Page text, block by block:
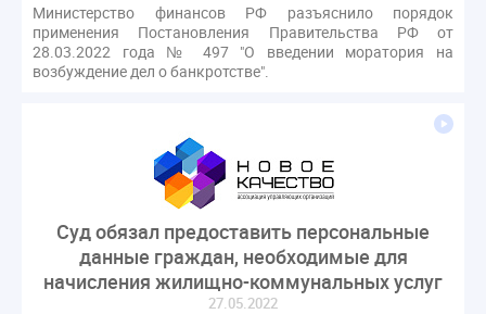
Министерство финансов РФ разъяснило порядок
применения Постановления Правительства РФ от
28.03.2022 года № 497 "О введении моратория на
возбуждение дел о банкротстве".
Суд обязал предоставить персональные
данные граждан, необходимые для
начисления жилищно-коммунальных услуг
27.05.2022